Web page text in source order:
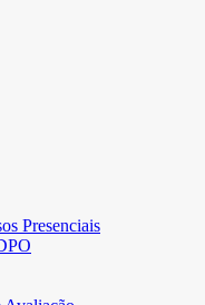
Presenciais